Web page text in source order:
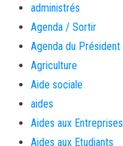
administrés
Agenda / Sortir
Agenda du Président
Agriculture
Aide sociale
aides
Aides aux Entreprises
Aides aux Etudiants